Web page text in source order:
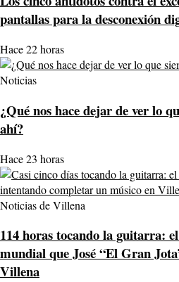
pantallas para la desconexión
Hace 22 horas
Noticias
¿Qué nos hace dejar de ver lo
ahí?
Hace 23 horas
Noticias de Villena
114 horas tocando la guitarra:
mundial que José “El Gran
Villena